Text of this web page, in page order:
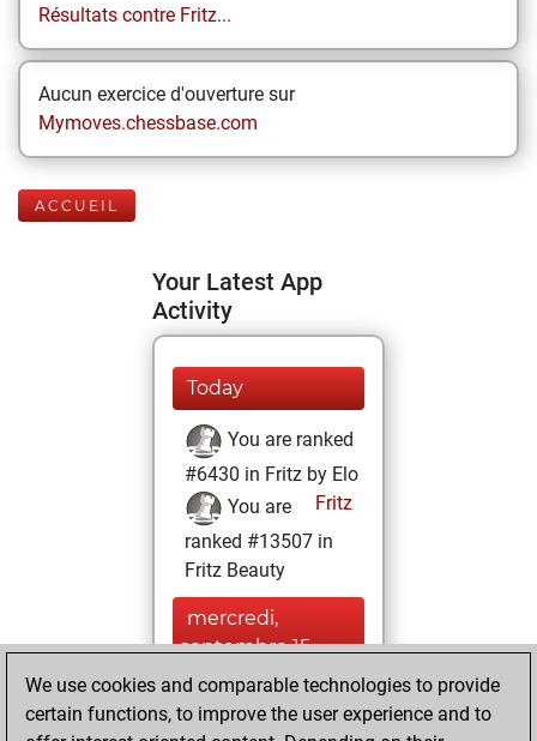
Résultats contre Fritz...
Aucun exercice d'ouverture sur
Mymoves.chessbase.com
ACCUEIL
Your Latest App
Activity
Today
You are ranked
#6430 in Fritz by Elo
Fritz
You are
ranked #13507 in
Fritz Beauty
mercredi,
septembre 15,
2021
You won
We use cookies and comparable technologies to provide
certain functions, to improve the user experience and to